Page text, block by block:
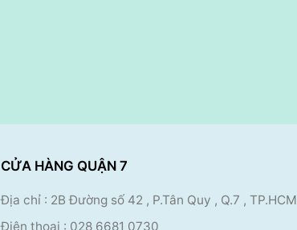
CỬA HÀNG QUẬN 7
Địa chỉ : 2B Đường số 42 , P.Tân Quy , Q.7 , TP.HCM
Điện thoại : 028 6681 0730